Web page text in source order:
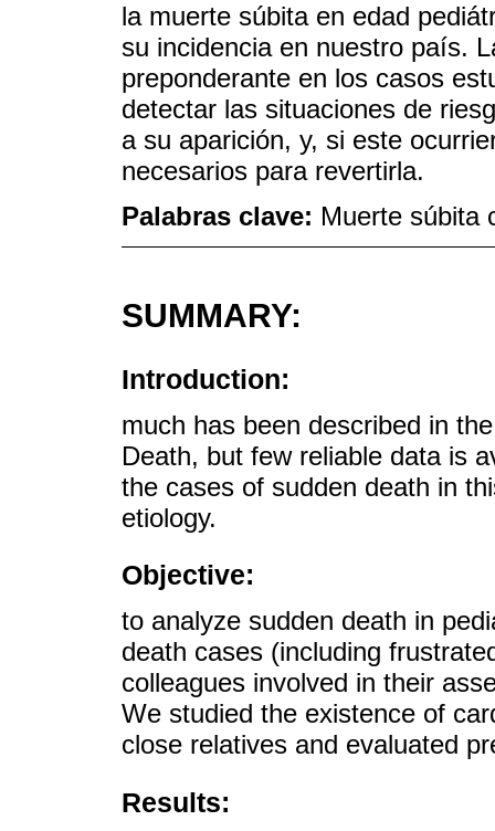
la muerte súbita en edad
su incidencia en nuestro país.
preponderante en los casos
detectar las situaciones de
a su aparición, y, si este
necesarios para revertirla.
Palabras clave: Muerte súbita
SUMMARY:
Introduction:
much has been described in
Death, but few reliable data is
the cases of sudden death in
etiology.
Objective:
to analyze sudden death in
death cases (including
colleagues involved in their
We studied the existence of
close relatives and evaluated
Results: